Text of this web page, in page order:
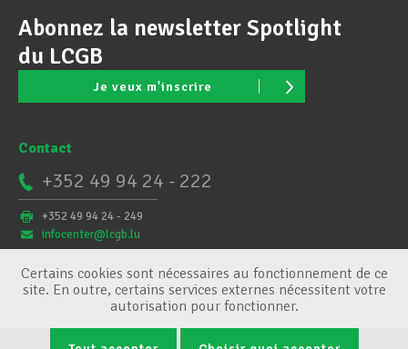
Abonnez la newsletter Spotlight
du LCGB
Je veux m'inscrire
Contact
+352 49 94 24 - 222
+352 49 94 24 - 249
infocenter@lcgb.lu
Certains cookies sont nécessaires au fonctionnement de ce
site. En outre, certains services externes nécessitent votre
autorisation pour fonctionner.